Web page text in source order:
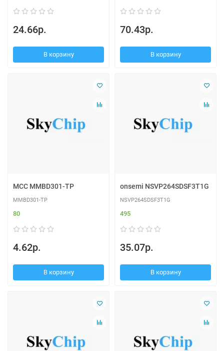
24.66р.
В корзину
70.43р.
В корзину
MCC MMBD301-TP
MMBD301-TP
80
4.62р.
В корзину
onsemi NSVP264SDSF3T1G
NSVP264SDSF3T1G
495
35.07р.
В корзину